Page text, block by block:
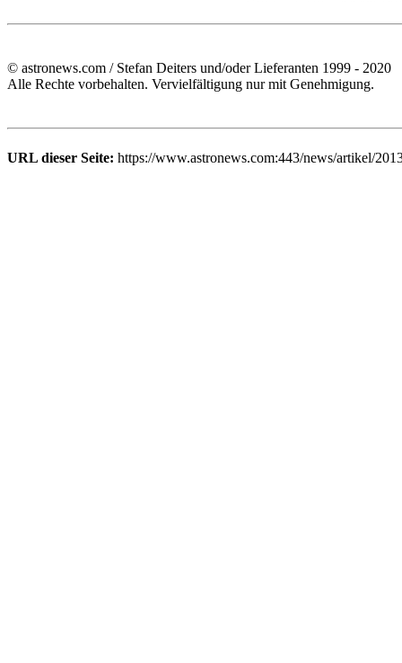
© astronews.com / Stefan Deiters und/oder Lieferanten 1999 - 2020
Alle Rechte vorbehalten. Vervielfältigung nur mit Genehmigung.
URL dieser Seite: https://www.astronews.com:443/news/artikel/